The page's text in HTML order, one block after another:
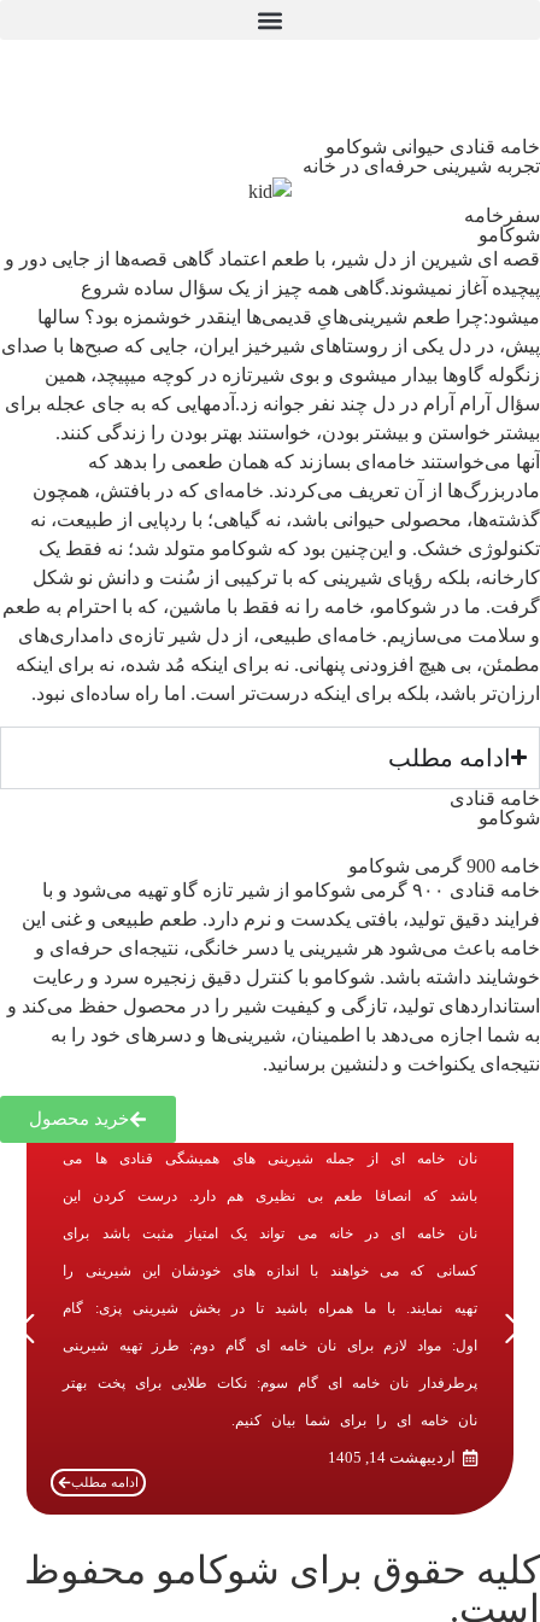
خامه قنادی حیوانی شوکامو
تجربه شیرینی حرفه‌ای در خانه
سفرخامه
شوکامو
قصه ای شیرین از دل شیر، با طعم اعتماد گاهی قصه‌ها از جایی دور و
پیچیده آغاز نمیشوند.گاهی همه چیز از یک سؤال ساده شروع
میشود:چرا طعم شیرینی‌هایِ قدیمی‌ها اینقدر خوشمزه بود؟ سالها
پیش، در دل یکی از روستاهای شیرخیز ایران، جایی که صبح‌ها با صدای
زنگوله گاوها بیدار میشوی و بوی شیر تازه در کوچه میپیچد، همین
سؤال آرام آرام در دل چند نفر جوانه زد. آدمهایی که به جای عجله برای
بیشتر خواستن و بیشتر بودن، خواستند بهتر بودن را زندگی کنند.
آنها می‌خواستند خامه‌ای بسازند که همان طعمی را بدهد که
مادربزرگ‌ها از آن تعریف می‌کردند. خامه‌ای که در بافتش، همچون
گذشته‌ها، محصولی حیوانی باشد، نه گیاهی؛ با ردپایی از طبیعت، نه
تکنولوژی خشک. و این‌چنین بود که شوکامو متولد شد؛ نه فقط یک
کارخانه، بلکه رؤیای شیرینی که با ترکیبی از سُنت و دانش نو شکل
گرفت. ما در شوکامو، خامه را نه فقط با ماشین، که با احترام به طعم
و سلامت می‌سازیم. خامه‌ای طبیعی، از دل شیر تازه‌ی دامداری‌های
مطمئن، بی هیچ افزودنی پنهانی. نه برای اینکه مُد شده، نه برای اینکه
ارزان‌تر باشد، بلکه برای اینکه درست‌تر است. اما راه ساده‌ای نبود.
ادامه مطلب
خامه قنادی
شوکامو
خامه 900 گرمی شوکامو
خامه قنادی ۹۰۰ گرمی شوکامو از شیر تازه گاو تهیه می‌شود و با
فرایند دقیق تولید، بافتی یکدست و نرم دارد. طعم طبیعی و غنی این
خامه باعث می‌شود هر شیرینی یا دسر خانگی، نتیجه‌ای حرفه‌ای و
خوشایند داشته باشد. شوکامو با کنترل دقیق زنجیره سرد و رعایت
استانداردهای تولید، تازگی و کیفیت شیر را در محصول حفظ می‌کند و
به شما اجازه می‌دهد با اطمینان، شیرینی‌ها و دسرهای خود را به
نتیجه‌ای یکنواخت و دلنشین برسانید.
خرید محصول
نان خامه ای از جمله شیرینی های همیشگی قنادی ها می
باشد که انصافا طعم بی نظیری هم دارد. درست کردن این
نان خامه ای در خانه می تواند یک امتیاز مثبت باشد برای
کسانی که می خواهند با اندازه های خودشان این شیرینی را
تهیه نمایند. با ما همراه باشید تا در بخش شیرینی پزی: گام
اول: مواد لازم برای نان خامه ای گام دوم: طرز تهیه شیرینی
پرطرفدار نان خامه ای گام سوم: نکات طلایی برای پخت بهتر
نان خامه ای را برای شما بیان کنیم.
اردیبهشت 14, 1405
ادامه مطلب
کلیه حقوق برای شوکامو محفوظ
است.